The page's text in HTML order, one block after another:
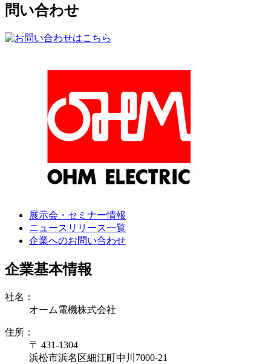
問い合わせ
展示会・セミナー情報
ニュースリリース一覧
企業へのお問い合わせ
企業基本情報
社名：
オーム電機株式会社
住所：
〒 431-1304
浜松市浜名区細江町中川7000-21